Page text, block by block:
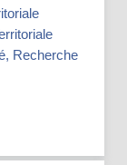
Recherche